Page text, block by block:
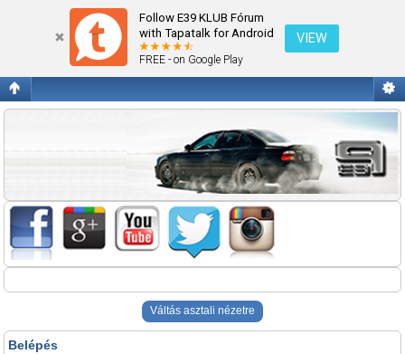
Follow E39 KLUB Fórum
with Tapatalk for Android
FREE - on Google Play
VIEW
Belépés
Váltás asztali nézetre
Belépés